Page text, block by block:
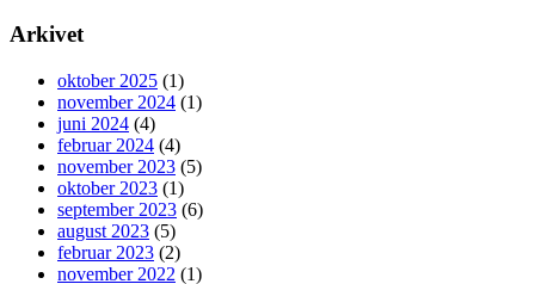
Arkivet
oktober 2025 (1)
november 2024 (1)
juni 2024 (4)
februar 2024 (4)
november 2023 (5)
oktober 2023 (1)
september 2023 (6)
august 2023 (5)
februar 2023 (2)
november 2022 (1)